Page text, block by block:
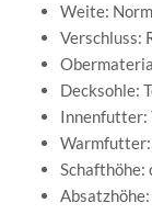
Weite:
Verschluss:
Decksohle:
Innenfutter:
Warmfutter:
Schafthöhe:
Absatzhöhe: